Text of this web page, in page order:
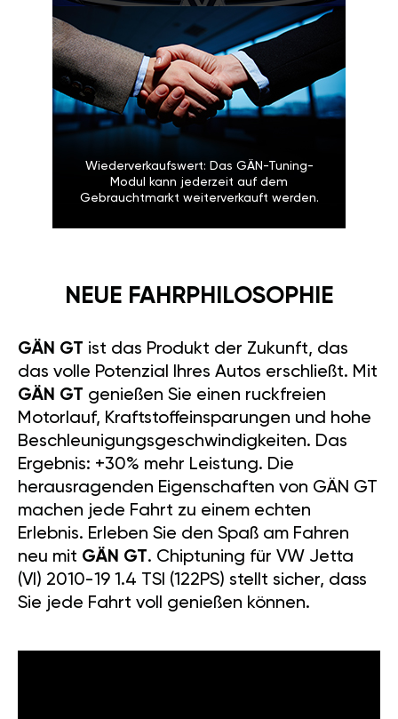
Wiederverkaufswert: Das GÄN-Tuning-
Modul kann jederzeit auf dem
Gebrauchtmarkt weiterverkauft werden.
NEUE FAHRPHILOSOPHIE
GÄN GT ist das Produkt der Zukunft, das
das volle Potenzial Ihres Autos erschließt. Mit
GÄN GT genießen Sie einen ruckfreien
Motorlauf, Kraftstoffeinsparungen und hohe
Beschleunigungsgeschwindigkeiten. Das
Ergebnis: +30% mehr Leistung. Die
herausragenden Eigenschaften von GÄN GT
machen jede Fahrt zu einem echten
Erlebnis. Erleben Sie den Spaß am Fahren
neu mit GÄN GT. Chiptuning für VW Jetta
(VI) 2010-19 1.4 TSI (122PS) stellt sicher, dass
Sie jede Fahrt voll genießen können.